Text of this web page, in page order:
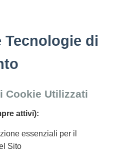
Tecnologie di
Cookie Utilizzati
attivi):
essenziali per il
Sito